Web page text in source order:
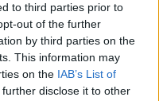
to third parties prior to
out of the further
by third parties on the
This information may
on the IAB’s List of
disclose it to other
στη Google